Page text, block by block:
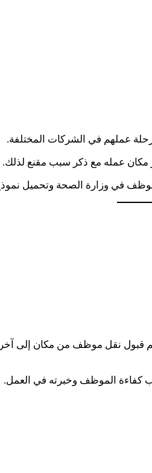
عملهم في الشركات المختلفة.
مكان عمله مع ذكر سبب مقنع لذلك.
في وزارة الصحة وتحميل
نقل موظف من مكان إلى آخر
كفاءة الموظف وخبرته في العمل.